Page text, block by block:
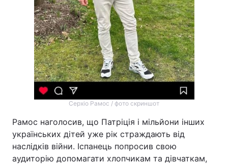
Серхіо Рамос / фото скриншот
Рамос наголосив, що Патріція і мільйони інших
українських дітей уже рік страждають від
наслідків війни. Іспанець попросив свою
аудиторію допомагати хлопчикам та дівчаткам,